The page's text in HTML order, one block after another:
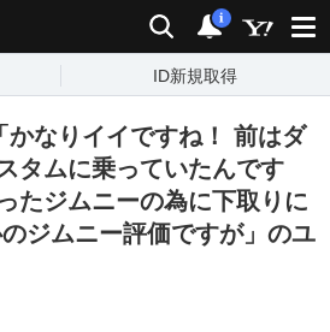
検索 通知
i
ID新規取得
かなりイイですね！ 前はダ
タムに乗っていたんです
たジムニーの為に下取りに
ジムニー評価ですが」のユ